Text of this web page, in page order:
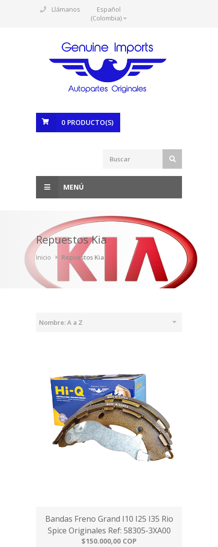
Llámanos
Español
(Colombia)
0 PRODUCTO(S)
MENÚ
Repuestos Kia
Inicio Repuestos Kia
Bandas Freno Grand I10 I25 I35 Rio
Spice Originales Ref: 58305-3XA00
$150.000,00 COP